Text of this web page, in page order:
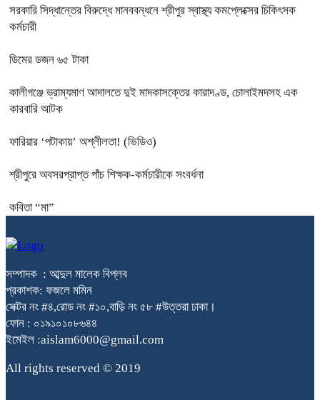
সরকারি সিদ্ধান্তের বিরুদ্ধে মানববন্ধনে শ্রীপুর স্বাস্থ্য কমপ্লেক্সের চিকিৎসক
কর্মচারী
ডিমের ডজন ৬৫ টাকা
কালীগঞ্জে ভ্রাম্যমাণ আদালতে দুই মাদকাসক্তের কারাদণ্ড, চোলাইমদসহ এক
কারবারি আটক
ফারিয়ার ‘পটাকায়’ অশ্লীলতা! (ভিডিও)
শ্রীপুরে অবসরপ্রাপ্ত পাঁচ শিক্ষক-কর্মচারীকে সংবর্ধনা
কবিতা “মা”
সম্পাদক : আব্দুল মালেক বিপ্লব
প্রকাশক: ফজলে মমিন
সেক্টর নং #৪,রোড নং #১০,বাড়ি নং ৫৮ #উত্তরা ঢাকা।
ফোন : ০১৯১০১০৮৬৪৪
ইমেইল :aislam6000@gmail.com
All rights reserved © 2019